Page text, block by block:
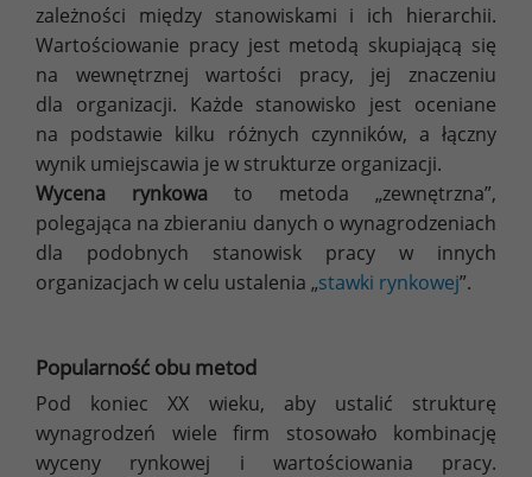
zależności między stanowiskami i ich hierarchii.
Wartościowanie pracy jest metodą skupiającą się
na wewnętrznej wartości pracy, jej znaczeniu
dla organizacji. Każde stanowisko jest oceniane
na podstawie kilku różnych czynników, a łączny
wynik umiejscawia je w strukturze organizacji.
Wycena rynkowa to metoda „zewnętrzna”,
polegająca na zbieraniu danych o wynagrodzeniach
dla podobnych stanowisk pracy w innych
organizacjach w celu ustalenia „stawki rynkowej”.
Popularność obu metod
Pod koniec XX wieku, aby ustalić strukturę
wynagrodzeń wiele firm stosowało kombinację
wyceny rynkowej i wartościowania pracy.